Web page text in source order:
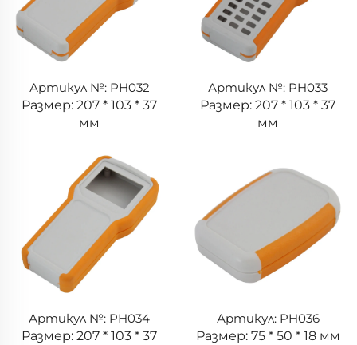
Артикул №: PH032
Размер: 207 * 103 * 37
мм
Артикул №: PH033
Размер: 207 * 103 * 37
мм
Артикул №: PH034
Размер: 207 * 103 * 37
Артикул: PH036
Размер: 75 * 50 * 18 мм